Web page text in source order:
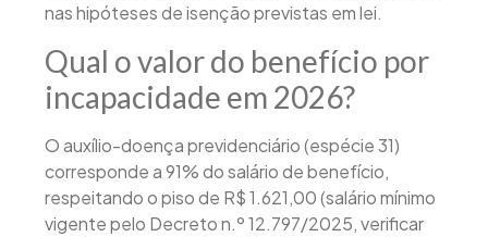
nas hipóteses de isenção previstas em lei.
Qual o valor do benefício por
incapacidade em 2026?
O auxílio-doença previdenciário (espécie 31)
corresponde a 91% do salário de benefício,
respeitando o piso de R$ 1.621,00 (salário mínimo
vigente pelo Decreto n.º 12.797/2025, verificar